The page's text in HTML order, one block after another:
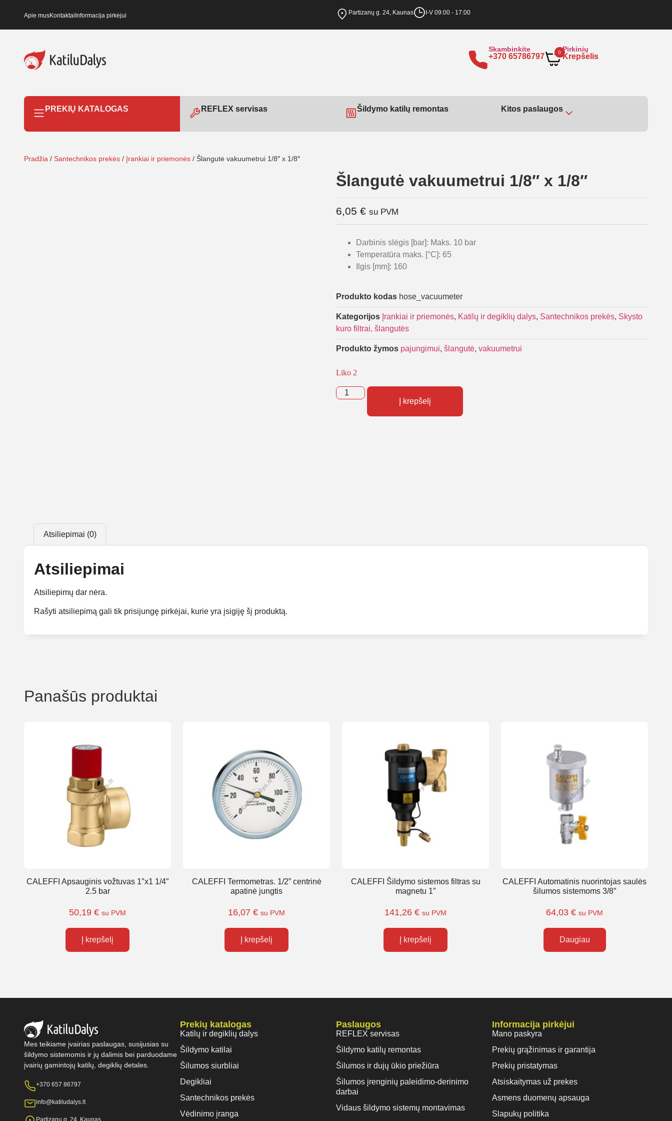
Apie musKontaktaiInformacija pirkėjui Partizanų g. 24, Kaunas I-V 09:00 - 17:00
Skambinkite
+370 65786797 0 Pirkinių
Krepšelis
PREKIŲ KATALOGAS REFLEX servisas Šildymo katilų remontas Kitos paslaugos
Pradžia / Santechnikos prekės / Įrankiai ir priemonės / Šlangutė vakuumetrui 1/8″ x 1/8″
Šlangutė vakuumetrui 1/8″ x 1/8″
6,05 € su PVM
Darbinis slėgis [bar]: Maks. 10 bar
Temperatūra maks. [°C]: 65
Ilgis [mm]: 160
Produkto kodas hose_vacuumeter
Kategorijos Įrankiai ir priemonės, Katilų ir degiklių dalys, Santechnikos prekės, Skysto
kuro filtrai, šlangutės
Produkto žymos pajungimui, šlangutė, vakuumetrui
Liko 2
Į krepšelį
Atsiliepimai (0)
Atsiliepimai
Atsiliepimų dar nėra.
Rašyti atsiliepimą gali tik prisijungę pirkėjai, kurie yra įsigiję šį produktą.
Panašūs produktai
CALEFFI Apsauginis vožtuvas 1″x1 1/4″
2.5 bar
50,19 € su PVM
Į krepšelį
CALEFFI Termometras. 1/2” centrinė
apatinė jungtis
16,07 € su PVM
Į krepšelį
CALEFFI Šildymo sistemos filtras su
magnetu 1″
141,26 € su PVM
Į krepšelį
CALEFFI Automatinis nuorintojas saulės
šilumos sistemoms 3/8″
64,03 € su PVM
Daugiau
Mes teikiame įvairias paslaugas, susijusias su
šildymo sistemomis ir jų dalimis bei parduodame
įvairių gamintojų katilų, degiklių detales.
+370 657 86797
info@katiludalys.lt
Partizanų g. 24, Kaunas
Prekių katalogas
Katilų ir degiklių dalys
Šildymo katilai
Šilumos siurbliai
Degikliai
Santechnikos prekės
Vėdinimo įranga
Paslaugos
REFLEX servisas
Šildymo katilų remontas
Šilumos ir dujų ūkio priežiūra
Šilumos įrenginių paleidimo-derinimo
darbai
Vidaus šildymo sistemų montavimas
Informacija pirkėjui
Mano paskyra
Prekių grąžinimas ir garantija
Prekių pristatymas
Atsiskaitymas už prekes
Asmens duomenų apsauga
Slapukų politika